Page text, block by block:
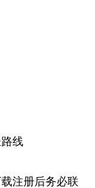
线
注册后务必联